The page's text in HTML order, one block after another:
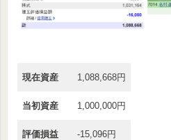
現在資産 1,088,668円
当初資産 1,000,000円
評価損益 -15,096円